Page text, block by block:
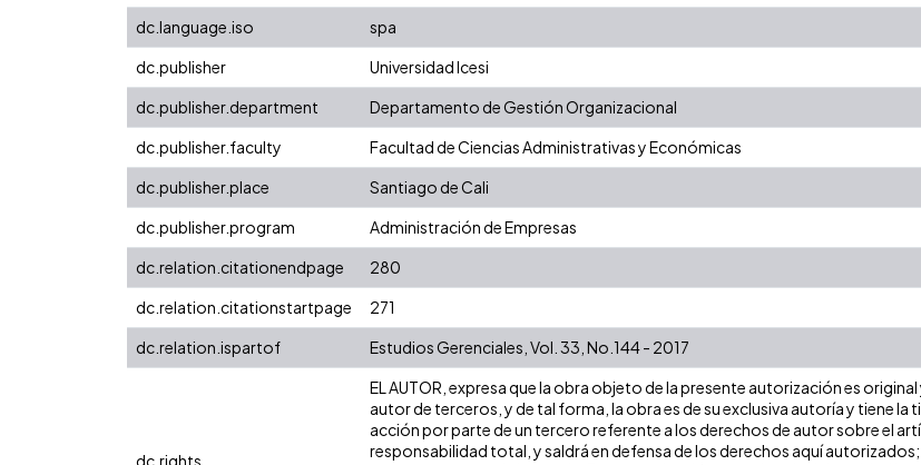
dc.language.iso
spa
dc.publisher
Universidad Icesi
dc.publisher.department
Departamento de Gestión Organizacional
dc.publisher.faculty
Facultad de Ciencias Administrativas y Económicas
dc.publisher.place
Santiago de Cali
dc.publisher.program
Administración de Empresas
dc.relation.citationendpage
280
dc.relation.citationstartpage
271
dc.relation.ispartof
Estudios Gerenciales, Vol. 33, No.144 - 2017
dc.rights
EL AUTOR, expresa que la obra objeto de la presente autorización es
autor de terceros, y de tal forma, la obra es de su exclusiva autoría y tiene la
acción por parte de un tercero referente a los derechos de autor sobre el
responsabilidad total, y saldrá en defensa de los derechos aquí